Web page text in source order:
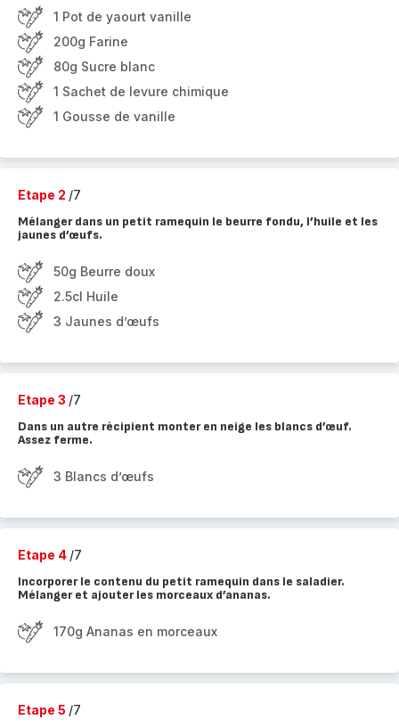
1 Pot de yaourt vanille
200g Farine
80g Sucre blanc
1 Sachet de levure chimique
1 Gousse de vanille
Etape 2 /7
Mélanger dans un petit ramequin le beurre fondu, l’huile et les
jaunes d’œufs.
50g Beurre doux
2.5cl Huile
3 Jaunes d’œufs
Etape 3 /7
Dans un autre récipient monter en neige les blancs d’œuf.
Assez ferme.
3 Blancs d’œufs
Etape 4 /7
Incorporer le contenu du petit ramequin dans le saladier.
Mélanger et ajouter les morceaux d’ananas.
170g Ananas en morceaux
Etape 5 /7